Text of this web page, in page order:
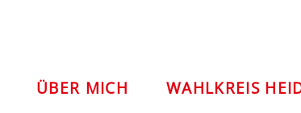
ÜBER MICH WAHLKREIS